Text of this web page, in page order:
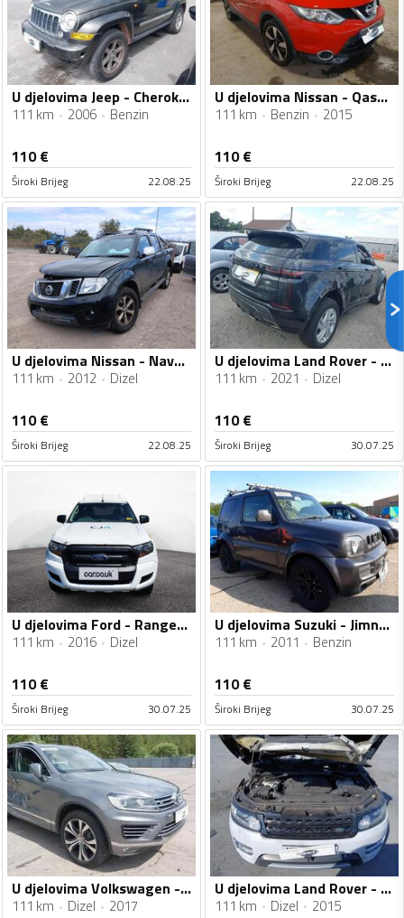
U djelovima Jeep - Cherokee 3.7
111 km 2006 Benzin
110€
Široki Brijeg 22.08.25
U djelovima Nissan - Qashqai 1.2
111 km Benzin 2015
110€
Široki Brijeg 22.08.25
U djelovima Nissan - Navara 2.5 dci
111 km 2012 Dizel
110€
Široki Brijeg 22.08.25
U djelovima Land Rover - Range Rover Evoque 2.0 D
111 km 2021 Dizel
110€
Široki Brijeg 30.07.25
U djelovima Ford - Ranger 2.2 TDCI
111 km 2016 Dizel
110€
Široki Brijeg 30.07.25
U djelovima Suzuki - Jimny 1.3B
111 km 2011 Benzin
110€
Široki Brijeg 30.07.25
U djelovima Volkswagen - Touareg 3.0 V6
111 km Dizel 2017
U djelovima Land Rover - Range Rover Sport 3.0
111 km Dizel 2015